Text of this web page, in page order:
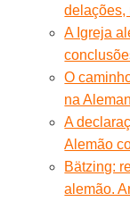
delações,
A Igreja
O
na
A
Alemão
Bätzing:
alemão.